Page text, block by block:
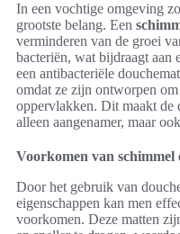
In een vochtige omgeving
grootste belang. Een
verminderen van de groei
bacteriën, wat bijdraagt aan
een antibacteriële
omdat ze zijn ontworpen
oppervlakken. Dit maakt de
alleen aangenamer, maar
Voorkomen van schimmel
Door het gebruik van
eigenschappen kan men
voorkomen. Deze matten